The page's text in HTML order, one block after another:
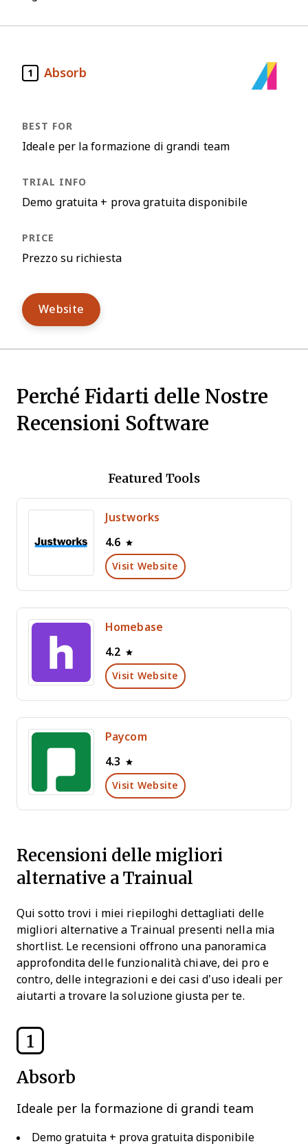
1 Absorb
Ideale per la formazione di grandi team
Demo gratuita + prova gratuita disponibile
Prezzo su richiesta
Website
Perché Fidarti delle Nostre
Recensioni Software
Featured Tools
Justworks
4.6
Visit Website
Homebase
4.2
Visit Website
Paycom
4.3
Visit Website
Recensioni delle migliori
alternative a Trainual
Qui sotto trovi i miei riepiloghi dettagliati delle
migliori alternative a Trainual presenti nella mia
shortlist. Le recensioni offrono una panoramica
approfondita delle funzionalità chiave, dei pro e
contro, delle integrazioni e dei casi d’uso ideali per
aiutarti a trovare la soluzione giusta per te.
1
Absorb
Ideale per la formazione di grandi team
Demo gratuita + prova gratuita disponibile